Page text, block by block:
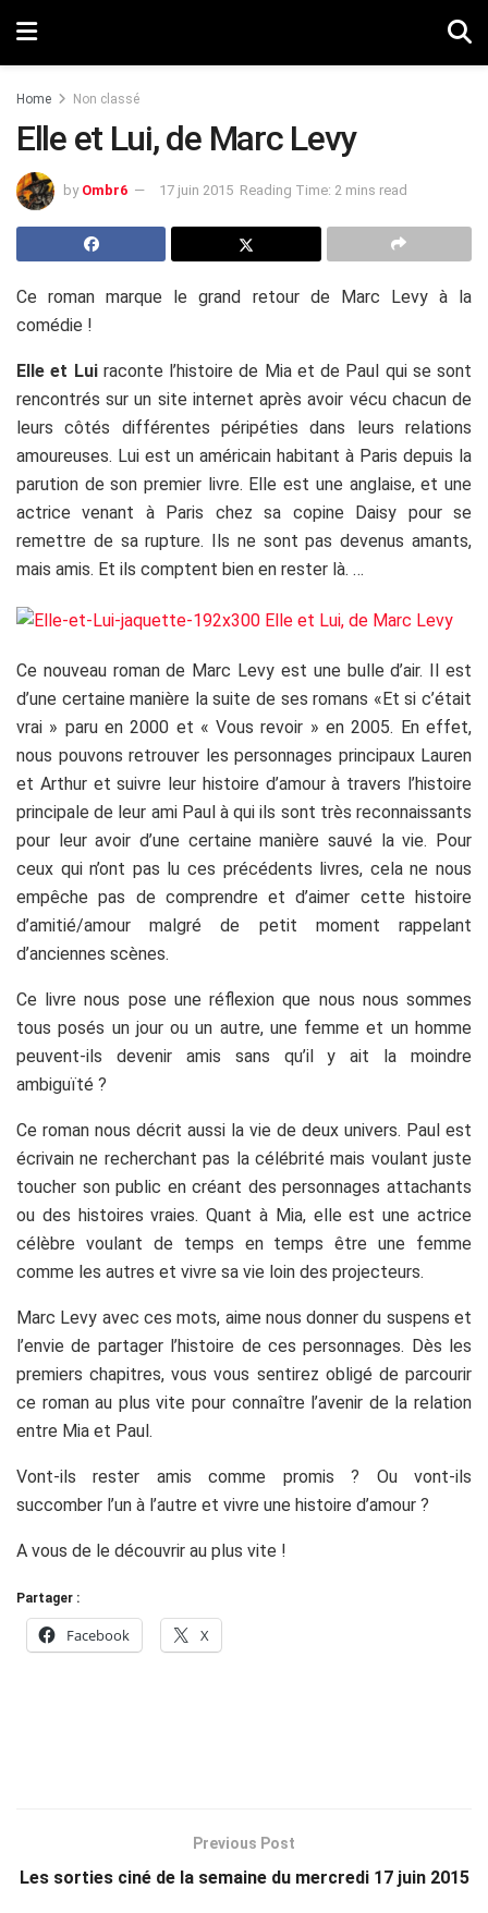
Home Non classé
Elle et Lui, de Marc Levy
by Ombr6 17 juin 2015 Reading Time: 2 mins read
Ce roman marque le grand retour de Marc Levy à la
comédie !
Elle et Luiraconte l’histoire de Mia et de Paul qui se sont
rencontrés sur un site internet après avoir vécu chacun de
leurs côtés différentes péripéties dans leurs relations
amoureuses. Lui est un américain habitant à Paris depuis la
parution de son premier livre. Elle est une anglaise, et une
actrice venant à Paris chez sa copine Daisy pour se
remettre de sa rupture. Ils ne sont pas devenus amants,
mais amis. Et ils comptent bien en rester là. …
Ce nouveau roman de Marc Levy est une bulle d’air. Il est
d’une certaine manière la suite de ses romans «Et si c’était
vrai » paru en 2000 et « Vous revoir » en 2005. En effet,
nous pouvons retrouver les personnages principaux Lauren
et Arthur et suivre leur histoire d’amour à travers l’histoire
principale de leur ami Paul à qui ils sont très reconnaissants
pour leur avoir d’une certaine manière sauvé la vie. Pour
ceux qui n’ont pas lu ces précédents livres, cela ne nous
empêche pas de comprendre et d’aimer cette histoire
d’amitié/amour malgré de petit moment rappelant
d’anciennes scènes.
Ce livre nous pose une réflexion que nous nous sommes
tous posés un jour ou un autre, une femme et un homme
peuvent-ils devenir amis sans qu’il y ait la moindre
ambiguïté ?
Ce roman nous décrit aussi la vie de deux univers. Paul est
écrivain ne recherchant pas la célébrité mais voulant juste
toucher son public en créant des personnages attachants
ou des histoires vraies. Quant à Mia, elle est une actrice
célèbre voulant de temps en temps être une femme
comme les autres et vivre sa vie loin des projecteurs.
Marc Levy avec ces mots, aime nous donner du suspens et
l’envie de partager l’histoire de ces personnages. Dès les
premiers chapitres, vous vous sentirez obligé de parcourir
ce roman au plus vite pour connaître l’avenir de la relation
entre Mia et Paul.
Vont-ils rester amis comme promis ? Ou vont-ils
succomber l’un à l’autre et vivre une histoire d’amour ?
A vous de le découvrir au plus vite !
Partager :
Facebook X
Previous Post
Les sorties ciné de la semaine du mercredi 17 juin 2015